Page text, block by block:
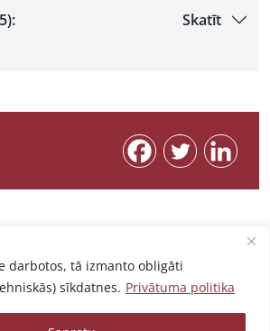
darbotos, tā izmanto obligāti
sīkdatnes. Privātuma politika
Skatīt
reizi atjaunota 06.08.2026